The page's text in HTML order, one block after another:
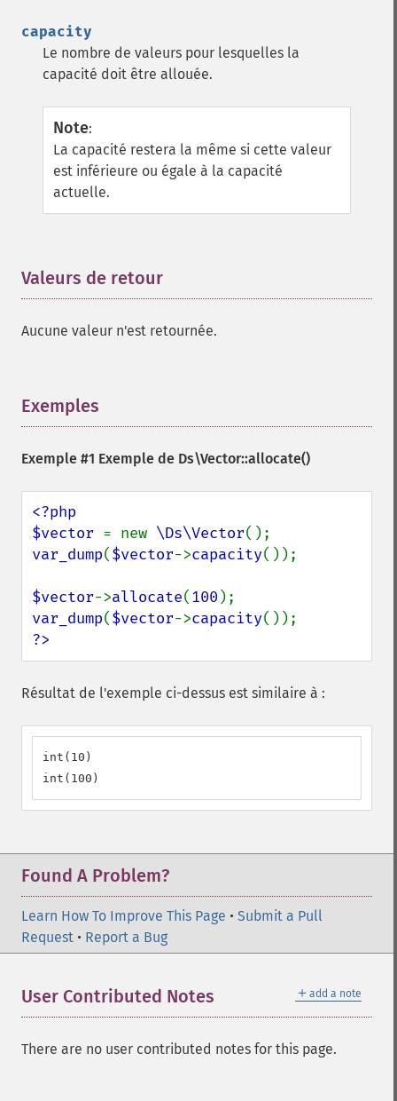
capacity
Le nombre de valeurs pour lesquelles la
capacité doit être allouée.
Note:
La capacité restera la même si cette valeur
est inférieure ou égale à la capacité
actuelle.
Valeurs de retour
Aucune valeur n'est retournée.
Exemples
Exemple #1 Exemple de Ds\Vector::allocate()
<?php
$vector = new \Ds\Vector
var_dump($vector->capacity());
$vector->allocate(100
var_dump($vector->capacity
?>
Résultat de l'exemple ci-dessus est similaire à :
int(10)
int(100)
Found A Problem?
Learn How To Improve This Page • Submit a Pull
Request • Report a Bug
＋ add a note
User Contributed Notes
There are no user contributed notes for this page.